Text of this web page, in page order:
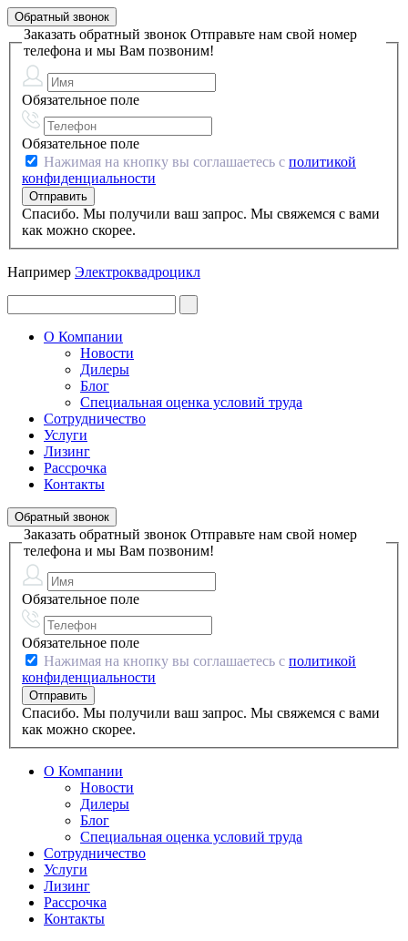
Обратный звонок
Заказать обратный звонок Отправьте нам свой номер
телефона и мы Вам позвоним!
Обязательное поле
Обязательное поле
Нажимая на кнопку вы соглашаетесь с политикой
конфиденциальности
Спасибо. Мы получили ваш запрос. Мы свяжемся с вами
как можно скорее.
Например Электроквадроцикл
О Компании
Новости
Дилеры
Блог
Специальная оценка условий труда
Сотрудничество
Услуги
Лизинг
Рассрочка
Контакты
Обратный звонок
Заказать обратный звонок Отправьте нам свой номер
телефона и мы Вам позвоним!
Обязательное поле
Обязательное поле
Нажимая на кнопку вы соглашаетесь с политикой
конфиденциальности
Спасибо. Мы получили ваш запрос. Мы свяжемся с вами
как можно скорее.
О Компании
Новости
Дилеры
Блог
Специальная оценка условий труда
Сотрудничество
Услуги
Лизинг
Рассрочка
Контакты